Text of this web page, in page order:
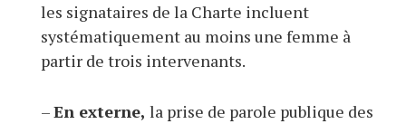
les signataires de la Charte incluent
systématiquement au moins une femme à
partir de trois intervenants.
–En externe, la prise de parole publique des